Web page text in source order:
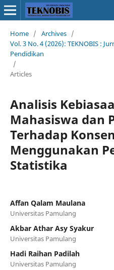
Home / Archives /
Vol. 3 No. 4 (2026): TEKNOBIS :
Pendidikan
/
Articles
Analisis
Mahasiswa dan
Terhadap
Menggunakan
Statistika
Affan Qalam Maulana
Universitas Pamulang
Akbar Athar Asy Syakur
Universitas Pamulang
Hadi Raihan Padilah
Universitas Pamulang